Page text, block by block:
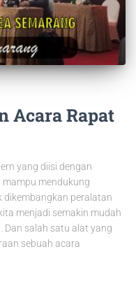
Acara Rapat
yang diisi dengan
mendukung
dikembangkan peralatan
menjadi semakin mudah
Dan salah satu alat yang
sebuah acara